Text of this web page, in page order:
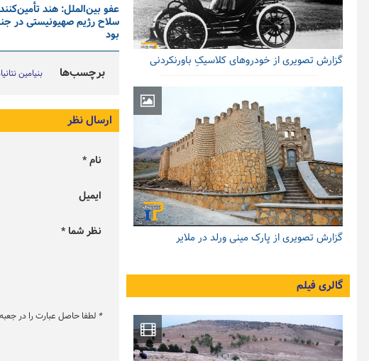
عفو بین‌الملل: هند
سلاح رژیم صهیونیستی در
بود
برچسب‌ها بنیامین
ارسال نظر
نام *
ایمیل
نظر شما *
* لطفا حاصل عبارت را در
گزارش تصویری از خودروهای کلاسیکِ باورنکردنی
گزارش تصویری از پارک مینی ورلد در ملایر
گالری فیلم